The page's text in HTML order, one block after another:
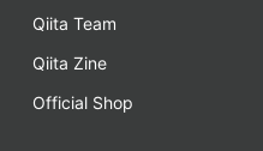
Qiita Team
Qiita Zine
Official Shop